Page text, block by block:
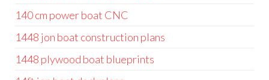
140 cm power boat CNC
1448 jon boat construction plans
1448 plywood boat blueprints